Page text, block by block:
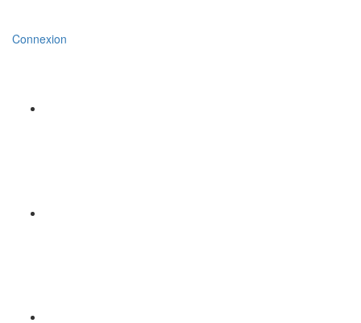
Connexion